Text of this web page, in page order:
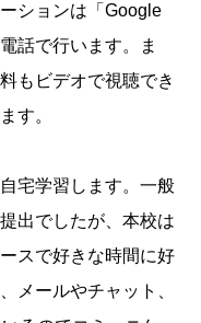
ションは「Google
話で行います。ま
もビデオで視聴でき
す。
宅学習します。一般
出でしたが、本校は
スで好きな時間に好
メールやチャット、